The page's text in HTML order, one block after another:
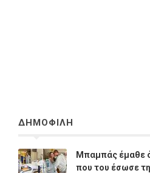
ΔΗΜΟΦΙΛΗ
Μπαμπάς έμαθε
που του έσωσε